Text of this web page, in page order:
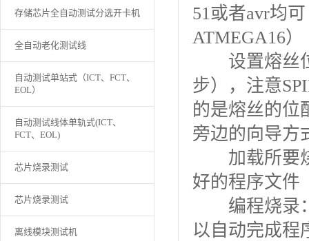
存储芯片全自动测试分选开卡机
全自动老化测试线
自动测试单站式（ICT、FCT、
EOL）
自动测试线体单轨式(ICT、
FCT、EOL)
芯片烧录测试
芯片烧录测试
离线模块测试机
51或者avr均
ATMEGA16）
设置熔丝位
步），注意
的是熔丝的位
旁边的向导方
加载所要烧
好的程序文件
编程烧录：
以自动完成程